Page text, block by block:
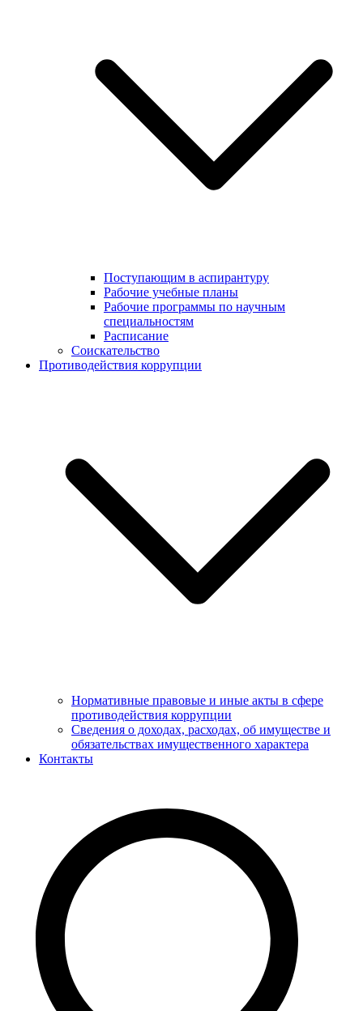
Поступающим в аспирантуру
Рабочие учебные планы
Рабочие программы по научным
специальностям
Расписание
Соискательство
Противодействия коррупции
Нормативные правовые и иные акты в сфере
противодействия коррупции
Сведения о доходах, расходах, об имуществе и
обязательствах имущественного характера
Контакты